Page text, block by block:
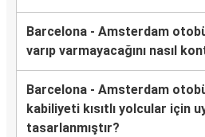
Barcelona - Amsterdam
varıp varmayacağını nasıl
Barcelona - Amsterdam
kabiliyeti kısıtlı yolcular için
tasarlanmıştır?